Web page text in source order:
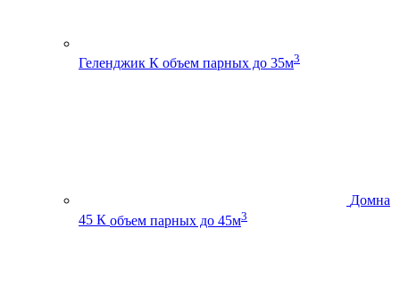
Геленджик К объем парных до 35м3
Домна
45 К объем парных до 45м3